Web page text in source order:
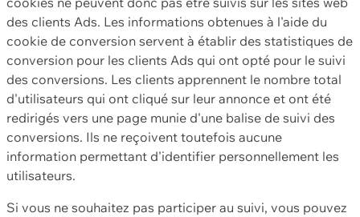
des clients Ads. Les informations obtenues à l'aide du
cookie de conversion servent à établir des statistiques de
conversion pour les clients Ads qui ont opté pour le suivi
des conversions. Les clients apprennent le nombre total
d'utilisateurs qui ont cliqué sur leur annonce et ont été
redirigés vers une page munie d'une balise de suivi des
conversions. Ils ne reçoivent toutefois aucune
information permettant d'identifier personnellement les
utilisateurs.
Si vous ne souhaitez pas participer au suivi, vous pouvez